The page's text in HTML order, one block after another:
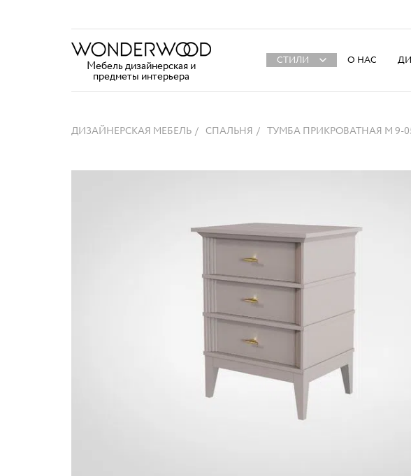
Мебель дизайнерская и
предметы интерьера
СТИЛИ О НАС
ДИЗАЙНЕРСКАЯ МЕБЕЛЬ СПАЛЬНЯ ТУМБА ПРИКРОВАТНАЯ M